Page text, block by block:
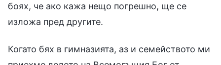
боях, че ако кажа нещо погрешно, ще се
изложа пред другите.
Когато бях в гимназията, аз и семейството ми